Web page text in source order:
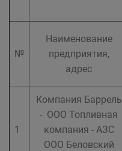
№
Наименование
предприятия,
адрес
1
Компания Баррель
- ООО Топливная
компания - АЗС
ООО Беловский